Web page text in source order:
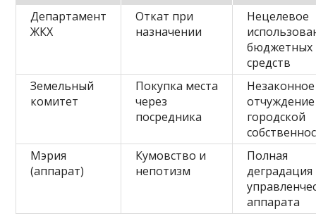
Департамент
ЖКХ
Откат при
назначении
Нецелевое
бюджетных
средств
Земельный
комитет
Покупка места
через
посредника
Незаконное
отчуждение
городской
Мэрия
(аппарат)
Кумовство и
непотизм
Полная
деградация
аппарата